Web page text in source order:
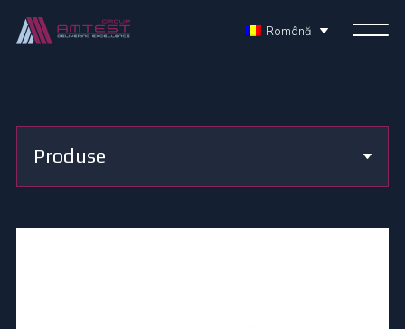
Română
Produse